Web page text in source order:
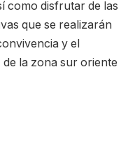
como disfrutar de las
que se realizarán
y el
la zona sur oriente